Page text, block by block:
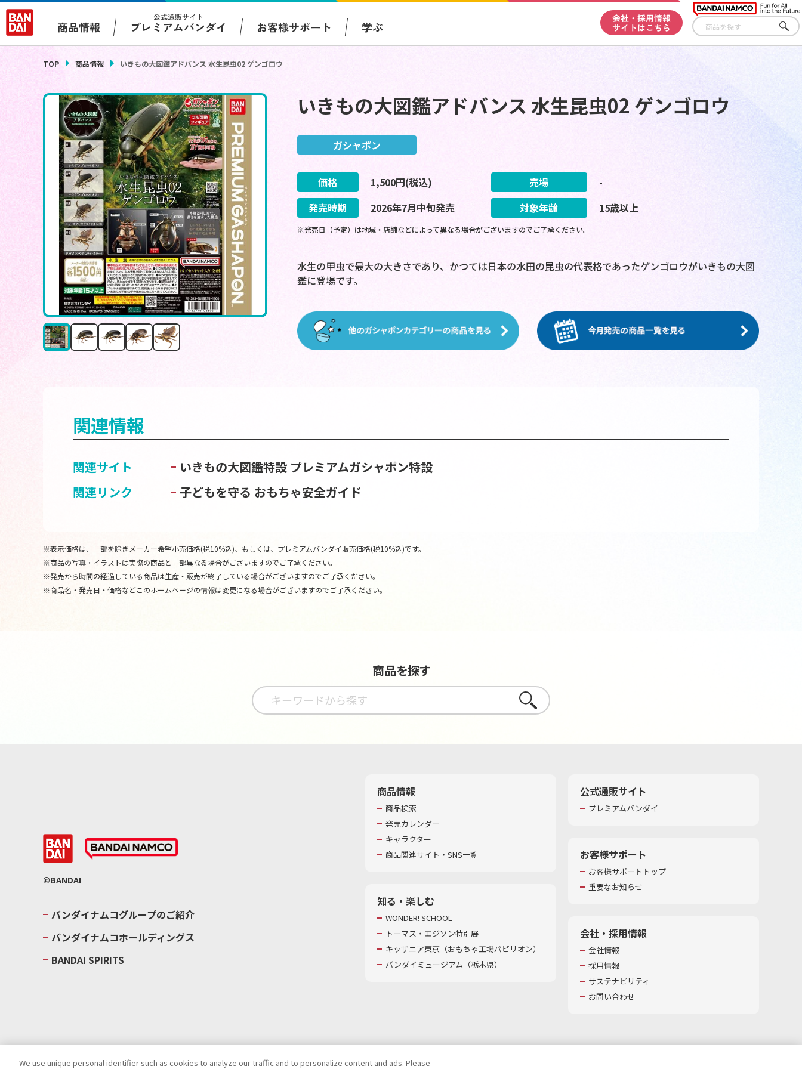
商品情報
公式通販サイト
プレミアムバンダイ お客様サポート 学ぶ
会社・採用情報
サイトはこちら
さが
す
TOP 商品情報 いきもの大図鑑アドバンス 水生昆虫02 ゲンゴロウ
いきもの大図鑑アドバンス 水生昆虫02 ゲンゴロウ
ガシャポン
価格 1,500円(税込) 売場
-
発売時期
2026年7月中旬発売 対象年齢 15歳以上
※発売日（予定）は地域・店舗などによって異なる場合がございますのでご了承ください。
水生の甲虫で最大の大きさであり、かつては日本の水田の昆虫の代表格であったゲンゴロウがいきもの大図
鑑に登場です。
関連情報
関連サイト いきもの大図鑑特設 プレミアムガシャポン特設
関連リンク
子どもを守る おもちゃ安全ガイド
※表示価格は、一部を除きメーカー希望小売価格(税10%込)、もしくは、プレミアムバンダイ販売価格(税10%込)です。
※商品の写真・イラストは実際の商品と一部異なる場合がございますのでご了承ください。
※発売から時間の経過している商品は生産・販売が終了している場合がございますのでご了承ください。
※商品名・発売日・価格などこのホームページの情報は変更になる場合がございますのでご了承ください。
商品を探す
さがす
©BANDAI
バンダイナムコグループのご紹介
バンダイナムコホールディングス
BANDAI SPIRITS
商品情報
商品検索
発売カレンダー
キャラクター
商品関連サイト・SNS一覧
知る・楽しむ
WONDER! SCHOOL
トーマス・エジソン特別展
キッザニア東京（おもちゃ工場パビリオン）​
バンダイミュージアム（栃木県）
公式通販サイト
プレミアムバンダイ
お客様サポート
お客様サポートトップ
重要なお知らせ
会社・採用情報
会社情報
採用情報
サステナビリティ
お問い合わせ
We use unique personal identifier such as cookies to analyze our traffic and to personalize content and ads. Please